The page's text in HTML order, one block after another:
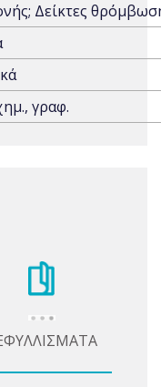
Δείκτες
γραφ.